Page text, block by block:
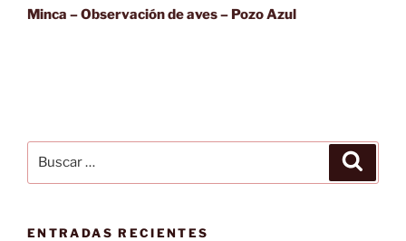
entrada
Minca – Observación de aves – Pozo Azul
por:
ENTRADAS RECIENTES